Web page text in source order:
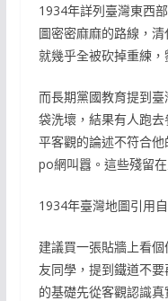
1934年詳列臺灣東西
圖密密麻麻的路線，
就幾乎全被砍掉重練
而長期黨國教育提到
袋洗壞，結果有人跑
平客觀的論述不符合
po網叫囂。這些殘留
1934年臺灣地圖引用自
建議買一張貼牆上看
友同學，提到鐵道不
的基礎先從客觀認識真